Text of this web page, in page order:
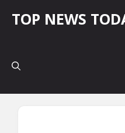
뛰
TOP NEWS